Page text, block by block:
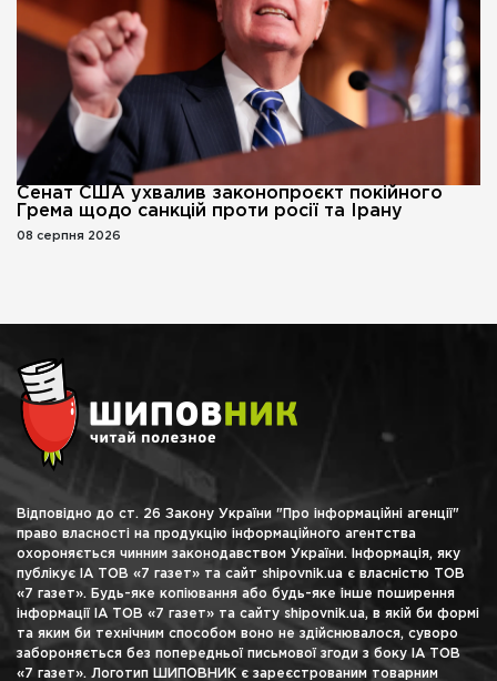
Сенат США ухвалив законопроєкт покійного
Грема щодо санкцій проти росії та Ірану
08 серпня 2026
Відповідно до ст. 26 Закону України "Про інформаційні агенції"
право власності на продукцію інформаційного агентства
охороняється чинним законодавством України. Інформація, яку
публікує ІА ТОВ «7 газет» та сайт shipovnik.ua є власністю ТОВ
«7 газет». Будь-яке копіювання або будь-яке інше поширення
інформації ІА ТОВ «7 газет» та сайту shipovnik.ua, в якій би формі
та яким би технічним способом воно не здійснювалося, суворо
забороняється без попередньої письмової згоди з боку ІА ТОВ
«7 газет». Логотип ШИПОВНИК є зареєстрованим товарним